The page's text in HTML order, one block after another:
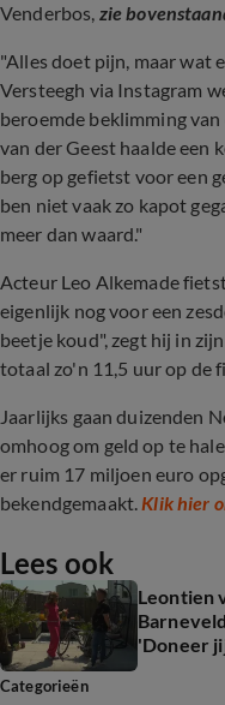
Venderbos, zie
"Alles doet pijn, maar wat
Versteegh via Instagram
beroemde beklimming
van der Geest haalde een
berg op gefietst voor een
ben niet vaak zo kapot
meer dan waard."
Acteur Leo Alkemade
eigenlijk nog voor een
beetje koud", zegt hij in
totaal zo'n 11,5 uur op de
Jaarlijks gaan duizenden
omhoog om geld op te
er ruim 17 miljoen euro
bekendgemaakt.Klik hier
Lees ook
Leontien
'Doneer
Categorieën